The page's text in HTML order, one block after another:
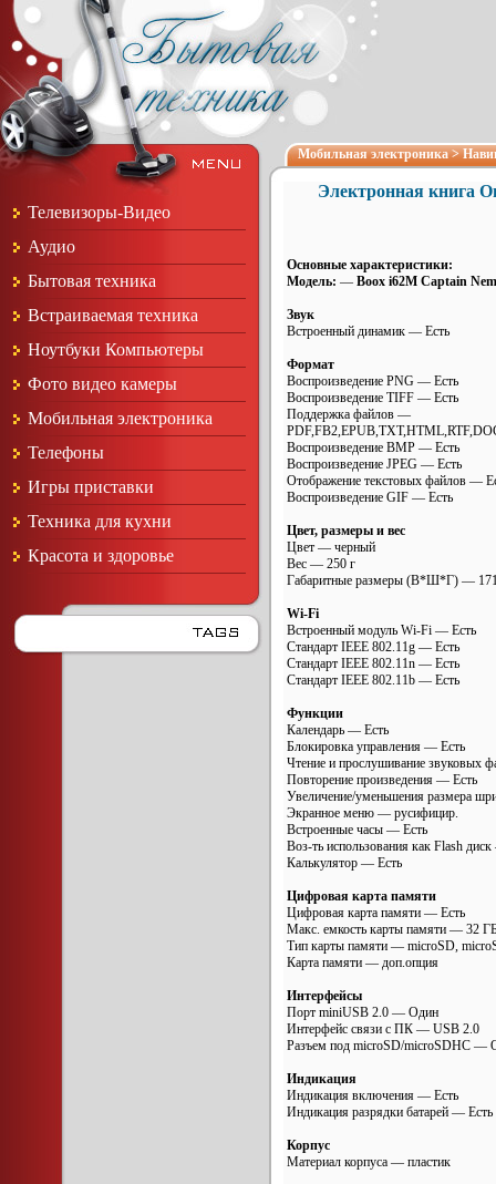
Телевизоры-Видео
Аудио
Бытовая техника
Встраиваемая техника
Ноутбуки Компьютеры
Фото видео камеры
Мобильная электроника
Телефоны
Игры приставки
Техника для кухни
Красота и здоровье
Мобильная электроника>
Электронная книга
Основные характеристики:
Модель: — Boox i62M Captain
Звук
Встроенный динамик — Есть
Формат
Воспроизведение PNG — Есть
Воспроизведение TIFF — Есть
Поддержка файлов —
Воспроизведение BMP — Есть
Воспроизведение JPEG — Есть
Отображение текстовых файлов —
Воспроизведение GIF — Есть
Цвет, размеры и вес
Цвет — черный
Вес — 250 г
Габаритные размеры (В*Ш*Г) —
Wi-Fi
Встроенный модуль Wi-Fi — Есть
Стандарт IEEE 802.11g — Есть
Стандарт IEEE 802.11n — Есть
Стандарт IEEE 802.11b — Есть
Функции
Календарь — Есть
Блокировка управления — Есть
Чтение и прослушивание звуковых
Повторение произведения — Есть
Увеличение/уменьшения размера
Экранное меню — русифицир.
Встроенные часы — Есть
Воз-ть использования как Flash
Калькулятор — Есть
Цифровая карта памяти
Цифровая карта памяти — Есть
Макс. емкость карты памяти — 32
Тип карты памяти — microSD,
Карта памяти — доп.опция
Интерфейсы
Порт miniUSB 2.0 — Один
Интерфейс связи с ПК — USB 2.0
Разъем под microSD/microSDHC —
Индикация
Индикация включения — Есть
Индикация разрядки батарей — Есть
Корпус
Материал корпуса — пластик